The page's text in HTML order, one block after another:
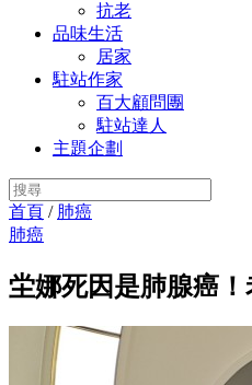
抗老
品味生活
居家
駐站作家
百大顧問團
駐站達人
主題企劃
首頁 / 肺癌
肺癌
坣娜死因是肺腺癌